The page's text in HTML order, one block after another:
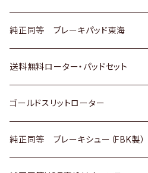
スバル
日野
三菱ふそう
ＢＭＷ
三菱
日野
三菱ふそう
日野
三菱ふそう
その他
マツダ
三菱
スバル
いすゞ
ダイハツ
マツダ
三菱
ダイハツ
マツダ
三菱
スズキ
日産
ダイハツ
マツダ
ホンダ
スズキ
日産
いすゞ
トヨタ
ホンダ
スズキ
日産
純正同等 ブレーキパッド東海
トヨタ
ホンダ
日産
送料無料ローター・パッドセット
トヨタ
ホンダ
ゴールドスリットローター
トヨタ
純正同等 ブレーキシュー（FBK製）